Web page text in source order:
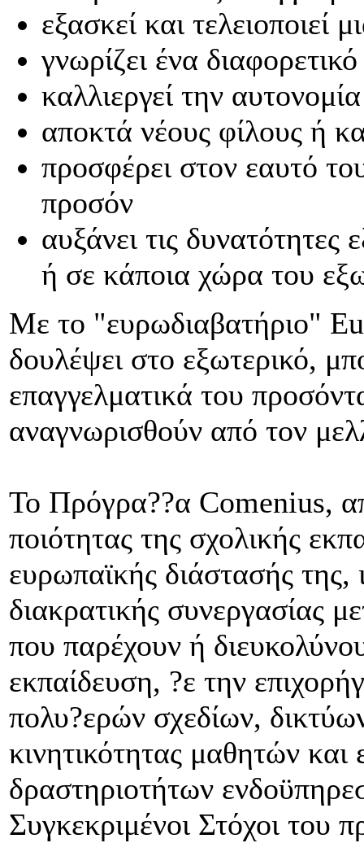
εξασκεί και τελειοποιεί
γνωρίζει ένα
καλλιεργεί την
αποκτά νέους φίλους ή
προσφέρει στον εαυτό
προσόν
αυξάνει τις
ή σε κάποια χώρα του
Με το "ευρωδιαβατήριο"
δουλέψει στο εξωτερικό,
επαγγελματικά του
αναγνωρισθούν από τον
Το Πρόγρα??α Comenius,
ποιότητας της σχολικής
ευρωπαϊκής διάστασής της,
διακρατικής συνεργασίας
που παρέχουν ή
εκπαίδευση, ?ε την
πολυ?ερών σχεδίων,
κινητικότητας μαθητών
δραστηριοτήτων
Συγκεκριμένοι Στόχοι του